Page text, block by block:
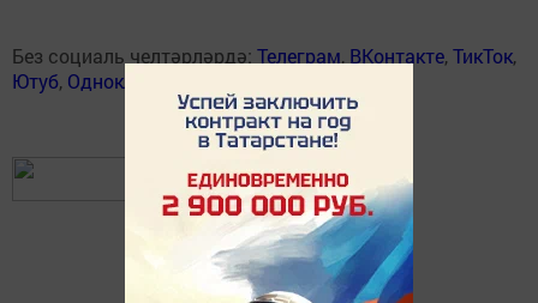
Без социаль челтәрләрдә: Телеграм, ВКонтакте,ТикТок,
Ютуб, Одноклассники